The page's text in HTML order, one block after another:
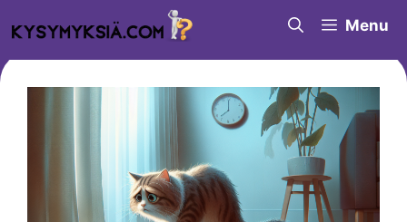
sisältöön
Menu